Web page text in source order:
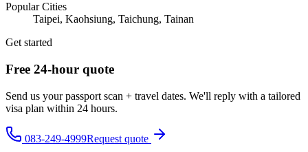
Popular Cities
Taipei, Kaohsiung, Taichung, Tainan
Get started
Free 24-hour quote
Send us your passport scan + travel dates. We'll reply with a tailored
visa plan within 24 hours.
083-249-4999Request quote